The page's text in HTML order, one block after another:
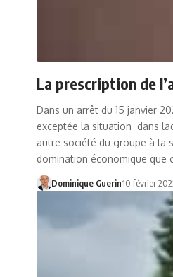
La prescription de
Dans un arrêt du 15 janvier
exceptée la situation dans
autre société du groupe à la
domination économique que
Dominique Guerin10 février